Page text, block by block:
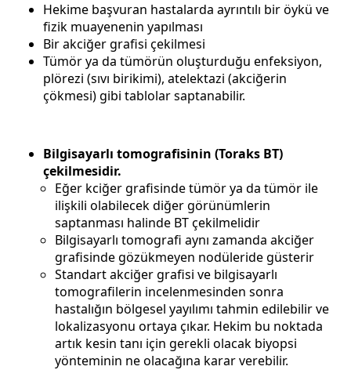
Hekime başvuran hastalarda ayrıntılı bir öykü ve
fizik muayenenin yapılması
Bir akciğer grafisi çekilmesi
Tümör ya da tümörün oluşturduğu enfeksiyon,
plörezi (sıvı birikimi), atelektazi (akciğerin
çökmesi) gibi tablolar saptanabilir.
Bilgisayarlı tomografisinin (Toraks BT)
çekilmesidir.
Eğer kciğer grafisinde tümör ya da tümör ile
ilişkili olabilecek diğer görünümlerin
saptanması halinde BT çekilmelidir
Bilgisayarlı tomografi aynı zamanda akciğer
grafisinde gözükmeyen nodüleride güsterir
Standart akciğer grafisi ve bilgisayarlı
tomografilerin incelenmesinden sonra
hastalığın bölgesel yayılımı tahmin edilebilir ve
lokalizasyonu ortaya çıkar. Hekim bu noktada
artık kesin tanı için gerekli olacak biyopsi
yönteminin ne olacağına karar verebilir.